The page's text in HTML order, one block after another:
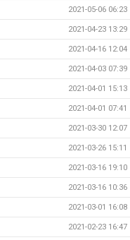
2021-05-06 06:23
2021-04-23 13:29
2021-04-16 12:04
2021-04-03 07:39
2021-04-01 15:13
2021-04-01 07:41
2021-03-30 12:07
2021-03-26 15:11
2021-03-16 19:10
2021-03-16 10:36
2021-03-01 16:08
2021-02-23 16:47